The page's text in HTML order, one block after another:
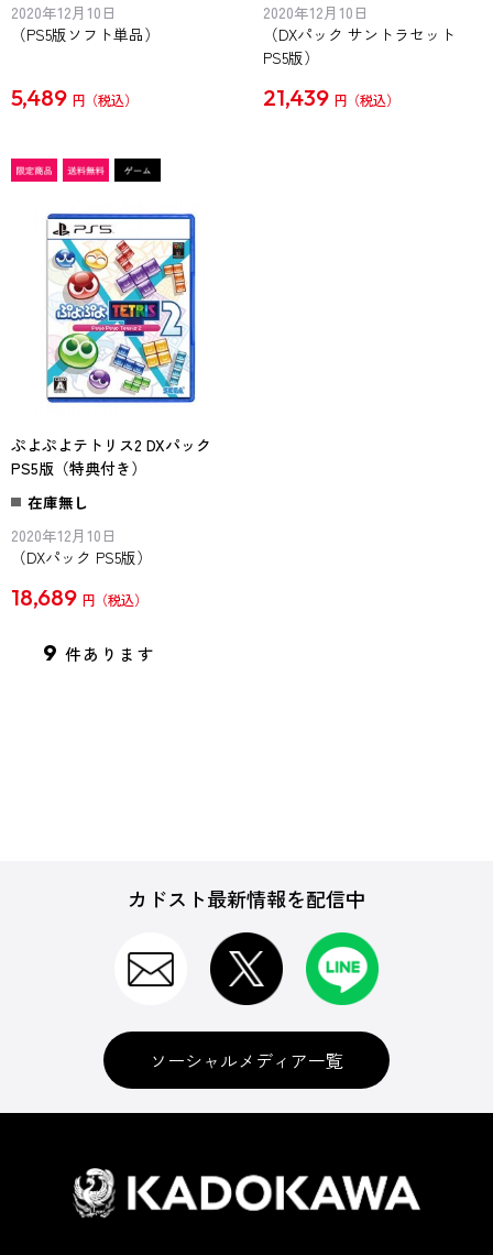
2020年12月10日
（PS5版ソフト単品）
5,489 円
2020年12月10日
（DXパック サントラセット
PS5版）
21,439 円
ぷよぷよテトリス2 DXパック
PS5版（特典付き）
在庫無し
2020年12月10日
（DXパック PS5版）
18,689 円
9 件あります
カドスト最新情報を配信中
ソーシャルメディア一覧